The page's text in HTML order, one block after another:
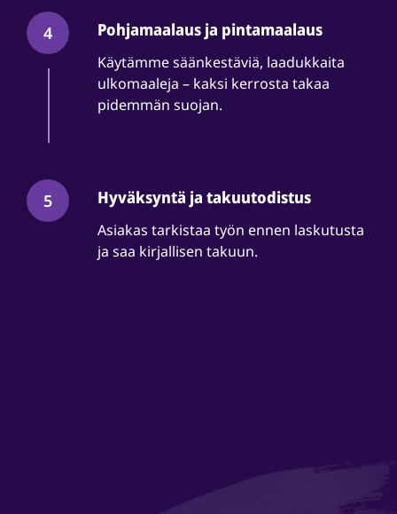
4 Pohjamaalaus ja pintamaalaus
Käytämme säänkestäviä, laadukkaita
ulkomaaleja – kaksi kerrosta takaa
pidemmän suojan.
5 Hyväksyntä ja takuutodistus
Asiakas tarkistaa työn ennen laskutusta
ja saa kirjallisen takuun.